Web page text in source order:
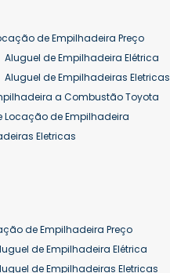
de Empilhadeira Preço
Aluguel de Empilhadeira Elétrica
Aluguel de Empilhadeiras Eletricas
a Combustão Toyota
Locação de Empilhadeira
Eletricas
de Empilhadeira 25 ton
de Empilhadeira Preço
de Empilhadeira Elétrica
de Empilhadeiras Eletricas